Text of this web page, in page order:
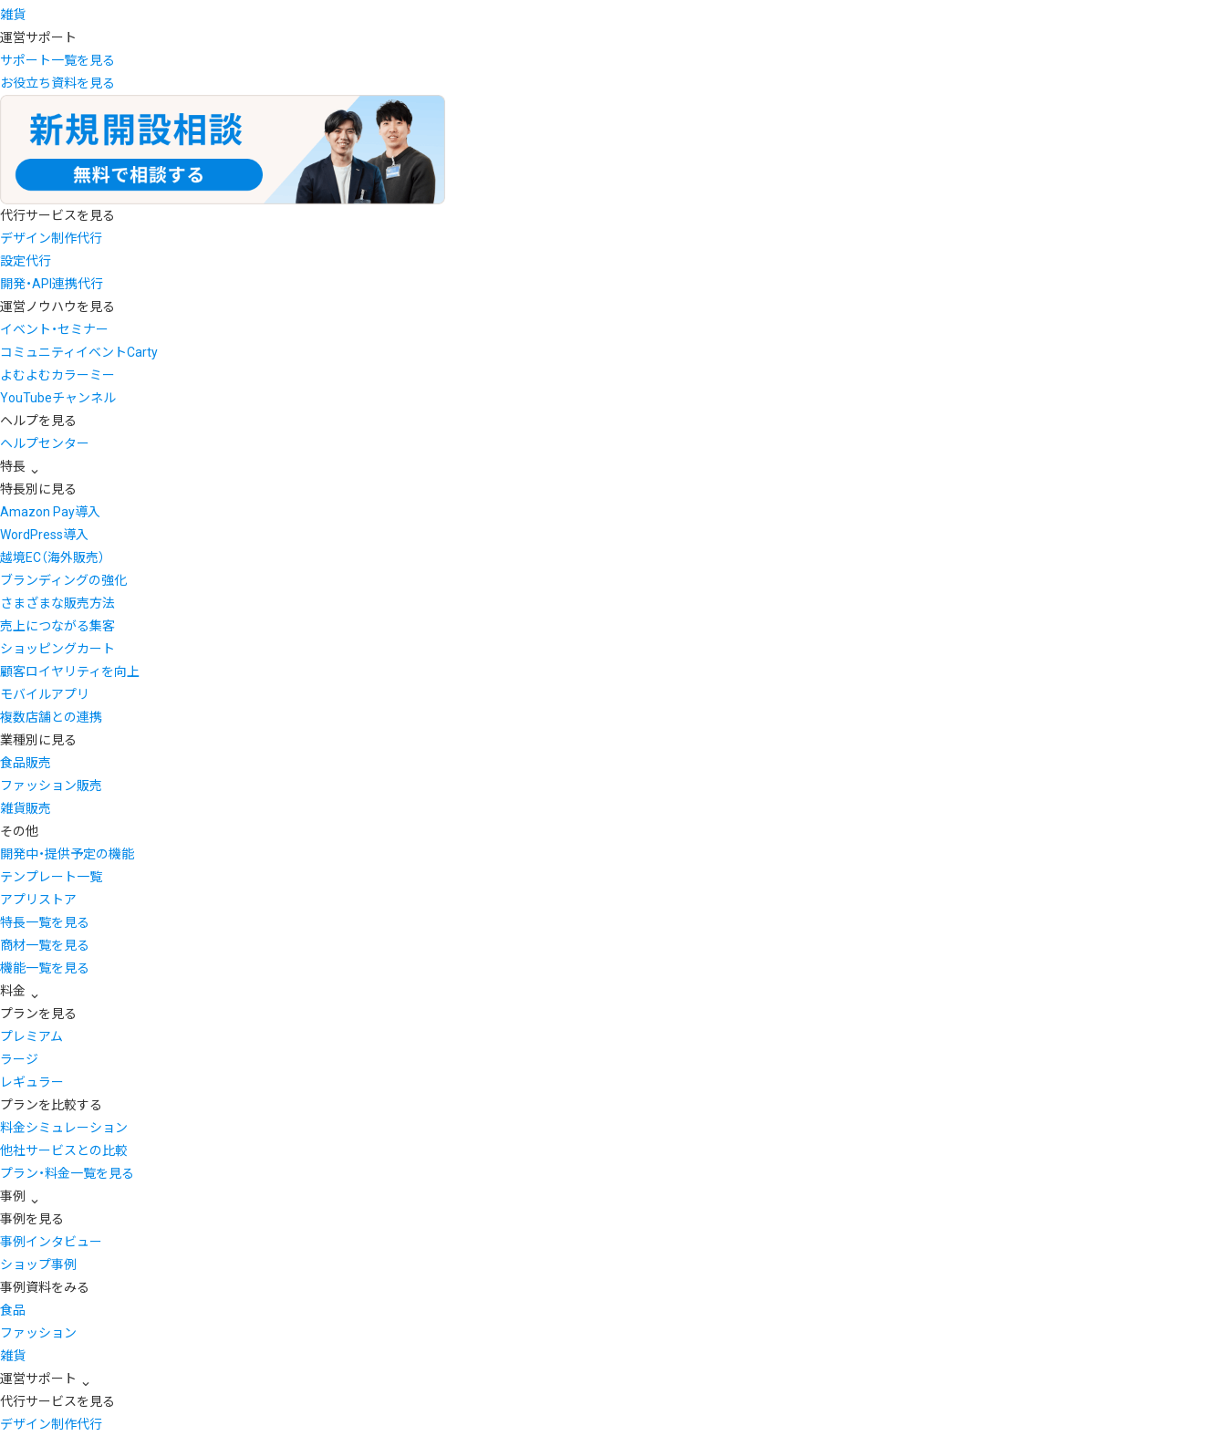
雑貨
運営サポート
サポート一覧を見る
お役立ち資料を見る
代行サービスを見る
デザイン制作代行
設定代行
開発・API連携代行
運営ノウハウを見る
イベント・セミナー
コミュニティイベントCarty
よむよむカラーミー
YouTubeチャンネル
ヘルプを見る
ヘルプセンター
特長
特長別に見る
Amazon Pay導入
WordPress導入
越境EC（海外販売）
ブランディングの強化
さまざまな販売方法
売上につながる集客
ショッピングカート
顧客ロイヤリティを向上
モバイルアプリ
複数店舗との連携
業種別に見る
食品販売
ファッション販売
雑貨販売
その他
開発中・提供予定の機能
テンプレート一覧
アプリストア
特長一覧を見る
商材一覧を見る
機能一覧を見る
料金
プランを見る
プレミアム
ラージ
レギュラー
プランを比較する
料金シミュレーション
他社サービスとの比較
プラン・料金一覧を見る
事例
事例を見る
事例インタビュー
ショップ事例
事例資料をみる
食品
ファッション
雑貨
運営サポート
代行サービスを見る
デザイン制作代行